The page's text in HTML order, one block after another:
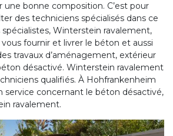
une bonne composition. C’est pour
des techniciens spécialisés dans ce
Winterstein ravalement,
fournir et livrer le béton et aussi
travaux d’aménagement, extérieur
désactivé. Winterstein ravalement
qualifiés. À Hohfrankenheim
service concernant le béton désactivé,
ravalement.